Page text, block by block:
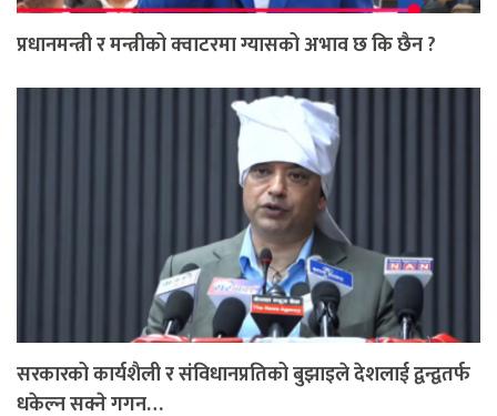
प्रधानमन्त्री र मन्त्रीको क्वाटरमा ग्यासको अभाव छ कि छैन ?
सरकारको कार्यशैली र संविधानप्रतिको बुझाइले देशलाई द्वन्द्वतर्फ
धकेल्न सक्ने गगन…